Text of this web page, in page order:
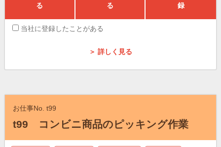
る
る
録
当社に登録したことがある
＞ 詳しく見る
お仕事No. t99
t99 コンビニ商品のピッキング作業